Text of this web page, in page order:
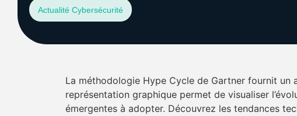
Actualité Cybersécurité
La méthodologie Hype Cycle de Gartner fournit un
représentation graphique permet de visualiser
émergentes à adopter. Découvrez les tendances